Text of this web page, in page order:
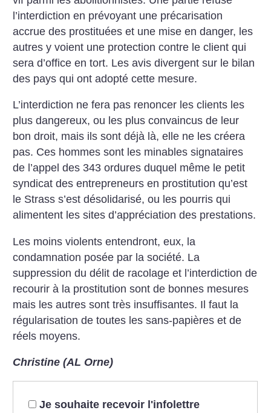
l’interdiction en prévoyant une précarisation
accrue des prostituées et une mise en danger, les
autres y voient une protection contre le client qui
sera d’office en tort. Les avis divergent sur le bilan
des pays qui ont adopté cette mesure.
L’interdiction ne fera pas renoncer les clients les
plus dangereux, ou les plus convaincus de leur
bon droit, mais ils sont déjà là, elle ne les créera
pas. Ces hommes sont les minables signataires
de l’appel des 343 ordures duquel même le petit
syndicat des entrepreneurs en prostitution qu’est
le Strass s’est désolidarisé, ou les pourris qui
alimentent les sites d’appréciation des prestations.
Les moins violents entendront, eux, la
condamnation posée par la société. La
suppression du délit de racolage et l’interdiction de
recourir à la prostitution sont de bonnes mesures
mais les autres sont très insuffisantes. Il faut la
régularisation de toutes les sans-papières et de
réels moyens.
Christine (AL Orne)
Je souhaite recevoir l'infolettre